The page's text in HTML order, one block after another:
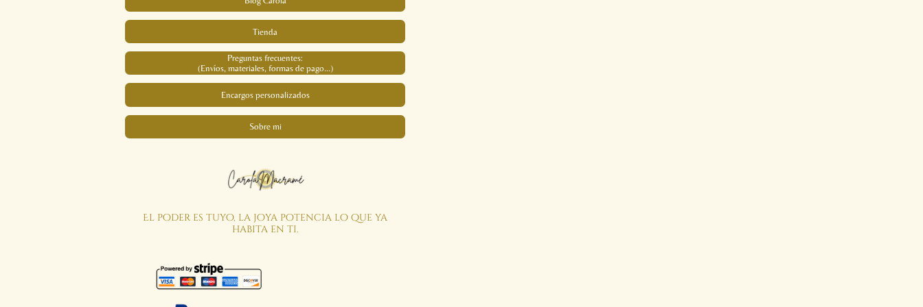
Tienda
Preguntas frecuentes:
(Envíos, materiales, formas de pago...)
Encargos personalizados
Sobre mi
El poder es tuyo, la joya potencia lo que ya
habita en ti.